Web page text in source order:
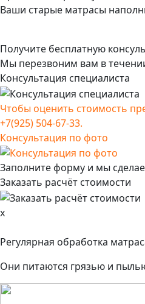
Ваши старые матрасы
Получите бесплатную
Мы перезвоним вам в
Консультация специалиста
Чтобы оценить стоимость
+7(925) 504-67-33.
Консультация по фото
Заполните форму и мы
Заказать расчёт стоимости
x
Регулярная обработка
Они питаются грязью и